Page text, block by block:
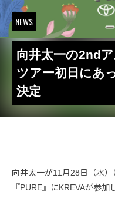
NEWS
向井太一の2nd
ツアー初日にあ
決定
向井太一が11月28日（水
『PURE』にKREVAが参加